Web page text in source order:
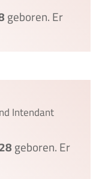
geboren. Er
Intendant
geboren. Er